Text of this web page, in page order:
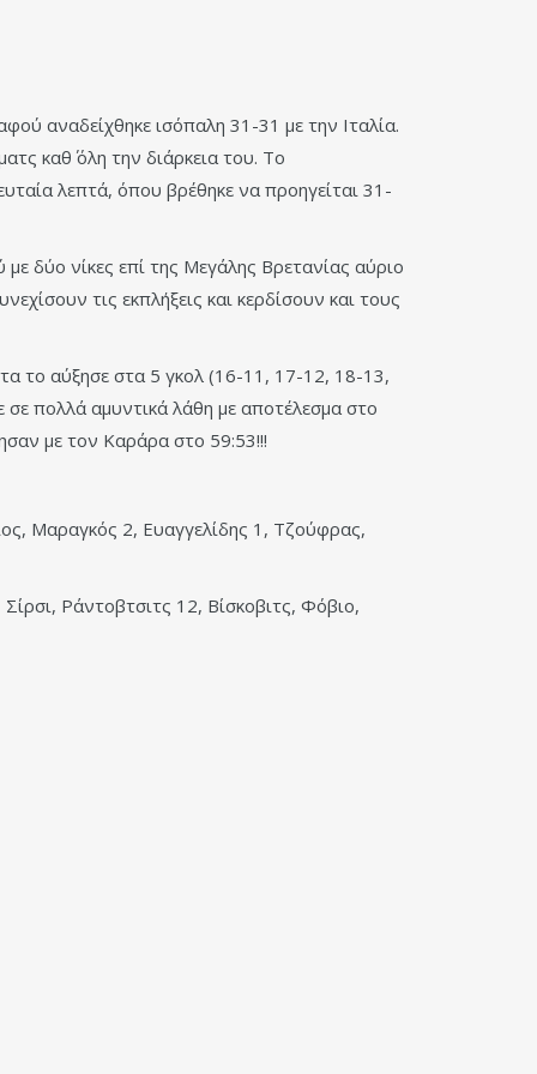
αναδείχθηκε ισόπαλη 31-31 με την Ιταλία.
καθ΄ όλη την διάρκεια του. Το
λεπτά, όπου βρέθηκε να προηγείται 31-
δύο νίκες επί της Μεγάλης Βρετανίας αύριο
τις εκπλήξεις και κερδίσουν και τους
το αύξησε στα 5 γκολ (16-11, 17-12, 18-13,
πολλά αμυντικά λάθη με αποτέλεσμα στο
με τον Καράρα στο 59:53!!!
Μαραγκός 2, Ευαγγελίδης 1, Τζούφρας,
Ράντοβτσιτς 12, Βίσκοβιτς, Φόβιο,